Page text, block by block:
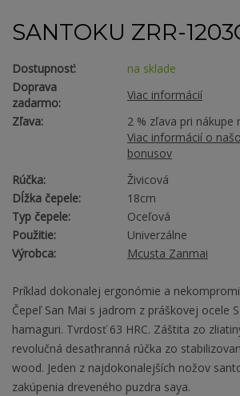
SANTOKU ZRR-
Dostupnosť:
na sklade
Doprava
zadarmo:
Viac informácií
Zľava:
2 % zľava pri nákupe
Viac informácií o
bonusov
Rúčka:
Živicová
Dĺžka čepele:
18cm
Typ čepele:
Oceľová
Použitie:
Univerzálne
Výrobca:
Mcusta Zanmai
Príklad dokonalej ergonómie a
Čepeľ San Mai s jadrom z práškovej ocele
hamaguri. Tvrdosť 63 HRC. Záštita zo
revolučná desaťhranná rúčka zo
wood. Jeden z najdokonalejších nožov
zakúpenia dreveného puzdra saya.